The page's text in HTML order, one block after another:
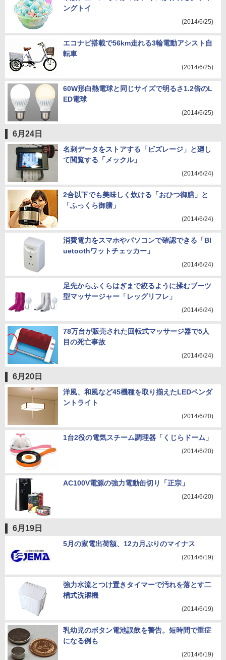
ングトイ
(2014/6/25)
エコナビ搭載で56km走れる3輪電動アシスト自
転車
(2014/6/25)
60W形白熱電球と同じサイズで明るさ1.2倍のL
ED電球
(2014/6/25)
6月24日
名刺データをストアする「ビズレージ」と廻し
て閲覧する「メックル」
(2014/6/24)
2合以下でも美味しく炊ける「おひつ御膳」と
「ふっくら御膳」
(2014/6/24)
消費電力をスマホやパソコンで確認できる「Bl
uetoothワットチェッカー」
(2014/6/24)
足先からふくらはぎまで絞るように揉むブーツ
型マッサージャー「レッグリフレ」
(2014/6/24)
78万台が販売された回転式マッサージ器で5人
目の死亡事故
(2014/6/24)
6月20日
洋風、和風など45機種を取り揃えたLEDペンダ
ントライト
(2014/6/20)
1台2役の電気スチーム調理器「くじらドーム」
(2014/6/20)
AC100V電源の強力電動缶切り「正宗」
(2014/6/20)
6月19日
5月の家電出荷額、12カ月ぶりのマイナス
(2014/6/19)
強力水流とつけ置きタイマーで汚れを落とす二
槽式洗濯機
(2014/6/19)
乳幼児のボタン電池誤飲を警告。短時間で重症
になる例も
(2014/6/19)